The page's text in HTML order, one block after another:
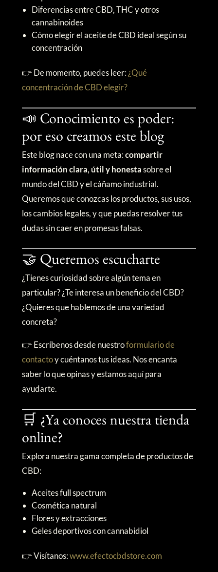
Diferencias entre CBD, THC y otros
cannabinoides
Cómo elegir el aceite de CBD ideal según su
concentración
👉 De momento, puedes leer:¿Qué
concentración de CBD elegir?
📣 Conocimiento es poder:
por eso creamos este blog
Este blog nace con una meta:compartir
información clara, útil y honestasobre el
mundo del CBD y el cáñamo industrial.
Queremos que conozcas los productos, sus usos,
los cambios legales, y que puedas resolver tus
dudas sin caer en promesas falsas.
🤝 Queremos escucharte
¿Tienes curiosidad sobre algún tema en
particular? ¿Te interesa un beneficio del CBD?
¿Quieres que hablemos de una variedad
concreta?
👉 Escríbenos desde nuestroformulario de
contactoy cuéntanos tus ideas. Nos encanta
saber lo que opinas y estamos aquí para
ayudarte.
🛒 ¿Ya conoces nuestra tienda
online?
Explora nuestra gama completa de productos de
CBD:
Aceites full spectrum
Cosmética natural
Flores y extracciones
Geles deportivos con cannabidiol
👉 Visítanos:www.efectocbdstore.com